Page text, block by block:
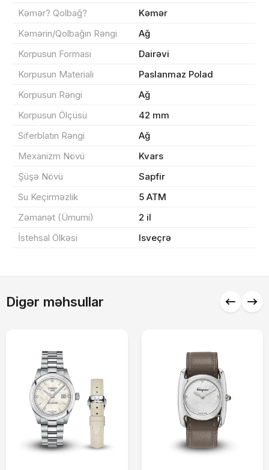
Kəmər? Qolbağ?
Kəmər
Kəmərin/Qolbağın Rəngi
Ağ
Korpusun Forması
Dairəvi
Korpusun Materialı
Paslanmaz Polad
Korpusun Rəngi
Ağ
Korpusun Ölçüsü
42 mm
Siferblatın Rəngi
Ağ
Mexanizm Növü
Kvars
Şüşə Növü
Sapfir
Su Keçirməzlik
5 ATM
Zəmanət (Ümumi)
2 il
İstehsal Ölkəsi
Isveçrə
Digər məhsullar
Sifarişin detalları
Məhsul toplam
Endirim